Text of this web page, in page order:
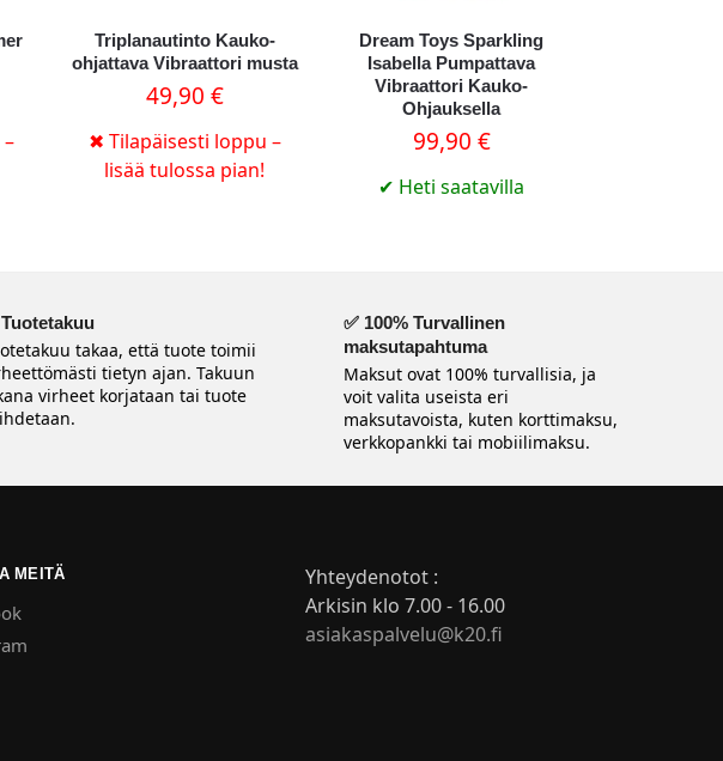
Triplanautinto Kauko-
ohjattava Vibraattori musta
49,90 €
✖ Tilapäisesti loppu –
lisää tulossa pian!
Dream Toys Sparkling
Isabella Pumpattava
Vibraattori Kauko-
Ohjauksella
99,90 €
✔ Heti saatavilla
Tuotetakuu
takaa, että tuote toimii
tietyn ajan. Takuun
virheet korjataan tai tuote
✅ 100% Turvallinen
maksutapahtuma
Maksut ovat 100% turvallisia, ja
voit valita useista eri
maksutavoista, kuten korttimaksu,
verkkopankki tai mobiilimaksu.
MEITÄ
Yhteydenotot :
Arkisin klo 7.00 - 16.00
asiakaspalvelu@k20.fi